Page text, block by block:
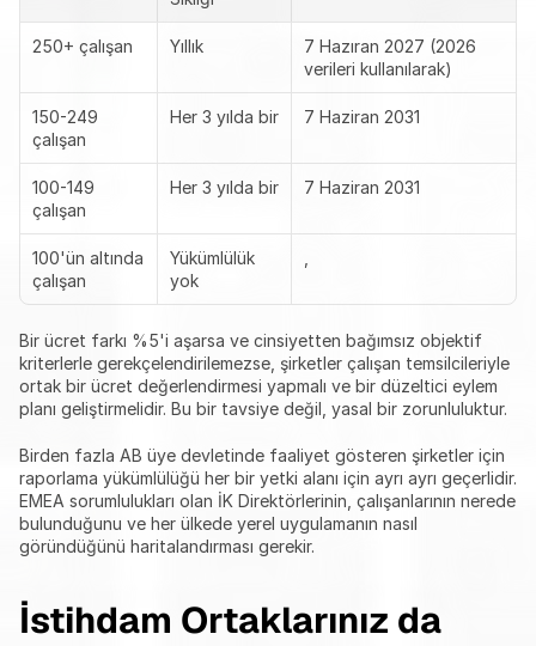
250+ çalışan Yıllık
7 Hazıran 2027 (2026
verileri kullanılarak)
150-249
çalışan
Her 3 yılda bir 7 Haziran 2031
100-149
çalışan
Her 3 yılda bir 7 Haziran 2031
100'ün altında
çalışan
Yükümlülük
yok
Bir ücret farkı %5'i aşarsa ve cinsiyetten bağımsız objektif
kriterlerle gerekçelendirilemezse, şirketler çalışan temsilcileriyle
ortak bir ücret değerlendirmesi yapmalı ve bir düzeltici eylem
planı geliştirmelidir. Bu bir tavsiye değil, yasal bir zorunluluktur.
Birden fazla AB üye devletinde faaliyet gösteren şirketler için
raporlama yükümlülüğü her bir yetki alanı için ayrı ayrı geçerlidir.
EMEA sorumlulukları olan İK Direktörlerinin, çalışanlarının nerede
bulunduğunu ve her ülkede yerel uygulamanın nasıl
göründüğünü haritalandırması gerekir.
İstihdam Ortaklarınız da